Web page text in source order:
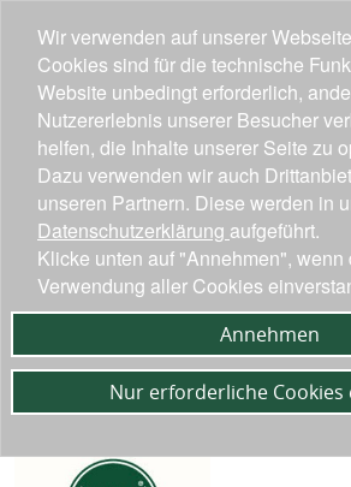
Wir verwenden auf unserer
Cookies sind für die technische
Website unbedingt erforderlich,
Nutzererlebnis unserer Besucher
helfen, die Inhalte unserer Seite zu
Dazu verwenden wir auch
unseren Partnern. Diese werden in
Datenschutzerklärung aufgeführt.
Klicke unten auf "Annehmen", wenn
Verwendung aller Cookies
Annehmen
Nur erforderliche Cookies